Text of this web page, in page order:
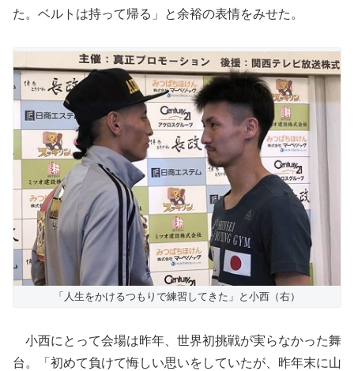
た。ベルトは持って帰る」と余裕の表情をみせた。
「人生をかけるつもりで練習してきた」と小西（右）
小西にとって会場は昨年、世界初挑戦が実らなかった舞
台。「初めて負けて悔しい思いをしていたが、昨年末に山